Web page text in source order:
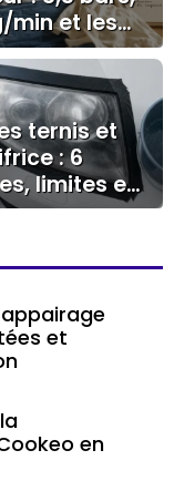
min et les
qui
cher
ternis et
: 6
limites et
gestes
et
en